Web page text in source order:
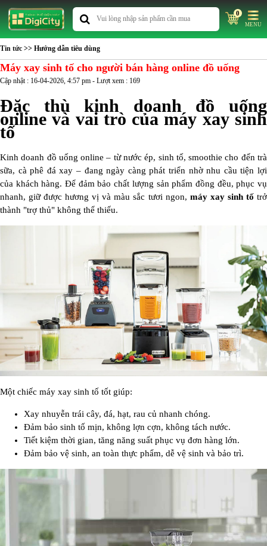
0
MENU
Tin tức >> Hướng dẫn tiêu dùng
Máy xay sinh tố cho người bán hàng online đồ uống
Cập nhật : 16-04-2026, 4:57 pm - Lượt xem : 169
Đặc thù kinh doanh đồ uống
online và vai trò của máy xay sinh
tố
Kinh doanh đồ uống online – từ nước ép, sinh tố, smoothie cho đến trà
sữa, cà phê đá xay – đang ngày càng phát triển nhờ nhu cầu tiện lợi
của khách hàng. Để đảm bảo chất lượng sản phẩm đồng đều, phục vụ
nhanh, giữ được hương vị và màu sắc tươi ngon, máy xay sinh tốtrở
thành "trợ thủ" không thể thiếu.
Một chiếc máy xay sinh tố tốt giúp:
Xay nhuyễn trái cây, đá, hạt, rau củ nhanh chóng.
Đảm bảo sinh tố mịn, không lợn cợn, không tách nước.
Tiết kiệm thời gian, tăng năng suất phục vụ đơn hàng lớn.
Đảm bảo vệ sinh, an toàn thực phẩm, dễ vệ sinh và bảo trì.